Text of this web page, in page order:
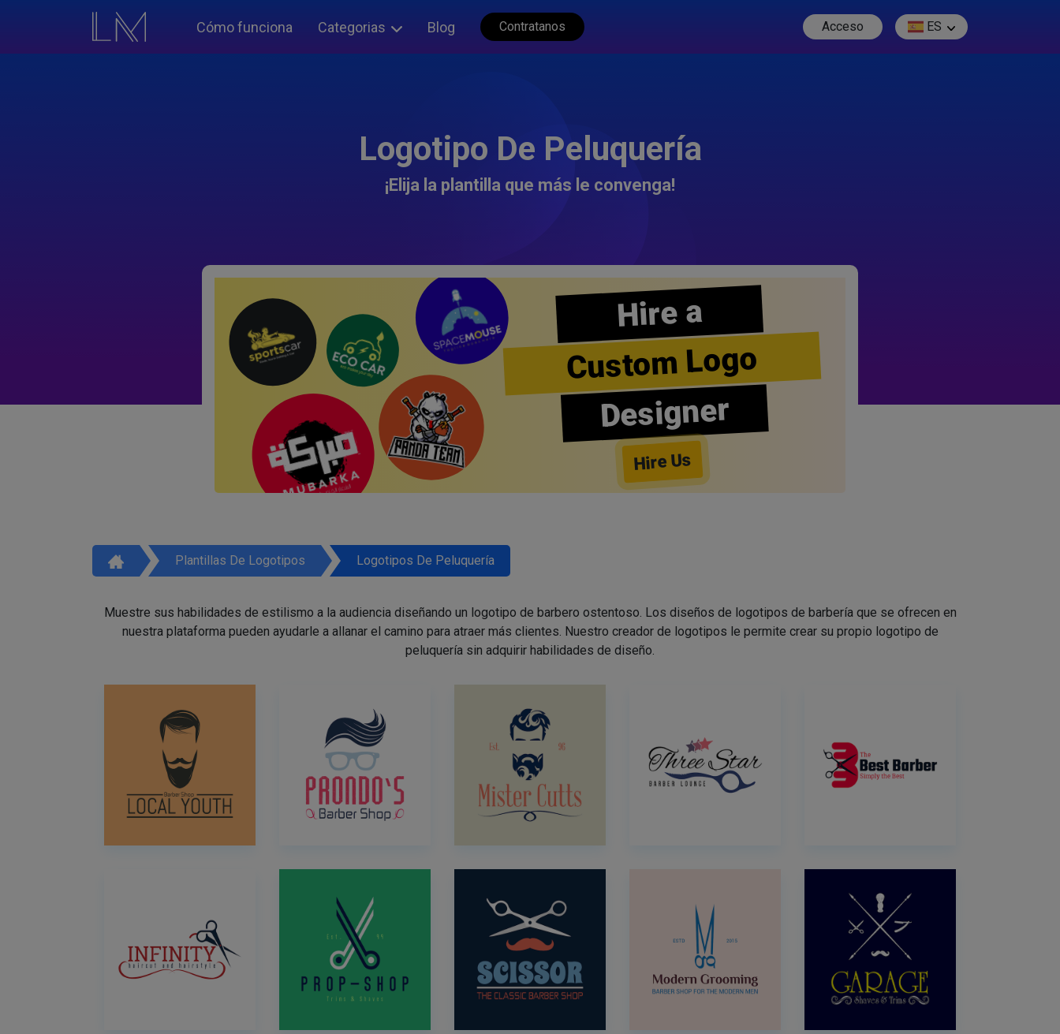
Cómo funciona Categorias Blog Contratanos Acceso ES
Logotipo De Peluquería
¡Elija la plantilla que más le convenga!
Hire a
Custom Logo
Designer
Hire Us
Plantillas De Logotipos Logotipos De Peluquería
Muestre sus habilidades de estilismo a la audiencia diseñando un logotipo de barbero ostentoso. Los diseños de logotipos de barbería que se ofrecen en
nuestra plataforma pueden ayudarle a allanar el camino para atraer más clientes. Nuestro creador de logotipos le permite crear su propio logotipo de
peluquería sin adquirir habilidades de diseño.